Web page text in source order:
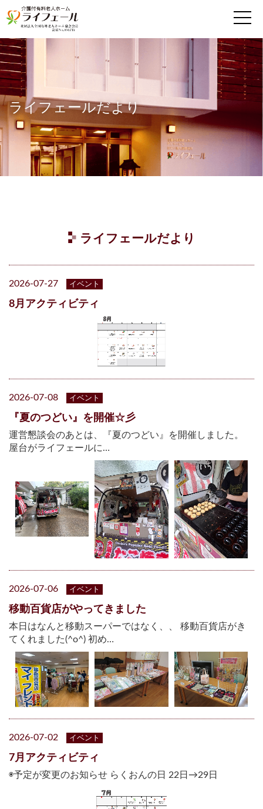
MENU
ライフェールだより
ライフェールだより
2026-07-27 イベント
8月アクティビティ
2026-07-08 イベント
『夏のつどい』を開催☆彡
運営懇談会のあとは、『夏のつどい』を開催しました。
屋台がライフェールに…
2026-07-06 イベント
移動百貨店がやってきました
本日はなんと移動スーパーではなく、、 移動百貨店がき
てくれました(^o^) 初め…
2026-07-02 イベント
7月アクティビティ
◉予定が変更のお知らせ らくおんの日 22日→29日